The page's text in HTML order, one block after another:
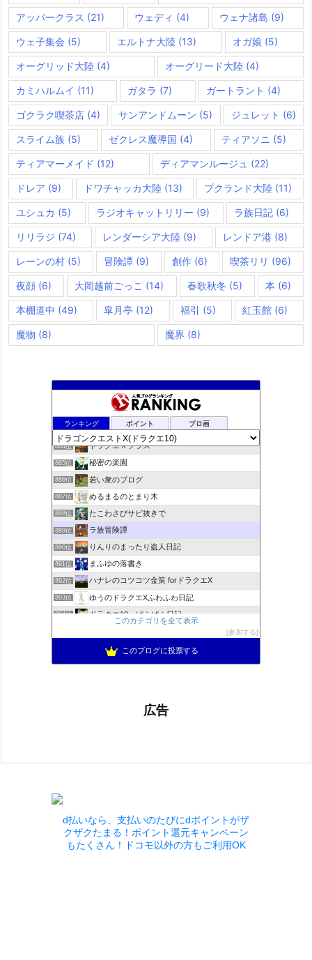
アッパークラス (21) ウェディ (4) ウェナ諸島 (9)
ウェ子集会 (5) エルトナ大陸 (13) オガ娘 (5)
オーグリッド大陸 (4) オーグリード大陸 (4)
カミハルムイ (11) ガタラ (7) ガートラント (4)
ゴクラク喫茶店 (4) サンアンドムーン (5) ジュレット (6)
スライム族 (5) ゼクレス魔導国 (4) ティアソニ (5)
ティアマーメイド (12) ディアマンルージュ (22)
ドレア (9) ドワチャッカ大陸(13) プクランド大陸 (11)
ユシュカ (5) ラジオキャットリリー (9) ラ族日記 (6)
リリラジ (74) レンダーシア大陸 (9) レンドア港 (8)
レーンの村 (5) 冒険譚(9) 創作(6) 喫茶リリ (96)
夜顔 (6) 大岡越前ごっこ (14) 春歌秋冬 (5) 本 (6)
本棚道中 (49) 皐月亭 (12) 福引 (5) 紅玉館(6)
魔物 (8) 魔界 (8)
ランキング ポイント ブロ画
夢路電信草紙
883位 ドラクエ10ぱふぱふの向こう側
884位 ドラクエＸプラス
885位 秘密の楽園
886位 若い衆のブログ
887位 めるまるのとまり木
888位 たこわさびサビ抜きで
889位 ラ族冒険譚
890位 りんりのまったり盗人日記
891位 まふゆの落書き
892位 ハナレのコツコツ金策 forドラクエX
893位 ゆうのドラクエXふわふわ日記
894位 ドラクエ10 ぱふぱふ日記
もきゅブロ
このカテゴリを全て表示
参加する
このブログに投票する
広告
d払いなら、支払いのたびにdポイントがザ
クザクたまる！ポイント還元キャンペーン
もたくさん！ドコモ以外の方もご利用OK